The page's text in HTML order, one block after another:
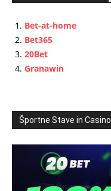
Bet-at-home
Bet365
20Bet
Granawin
Športne Stave in Casino